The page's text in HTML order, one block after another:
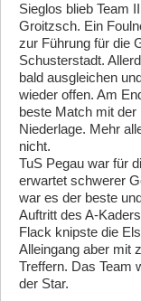
Sieglos blieb Team
Groitzsch. Ein
zur Führung für die
Schusterstadt.
bald ausgleichen
wieder offen. Am
beste Match mit der
Niederlage. Mehr
nicht.
TuS Pegau war für
erwartet schwerer
war es der beste
Auftritt des A-
Flack knipste die
Alleingang aber mit
Treffern. Das Team
der Star.